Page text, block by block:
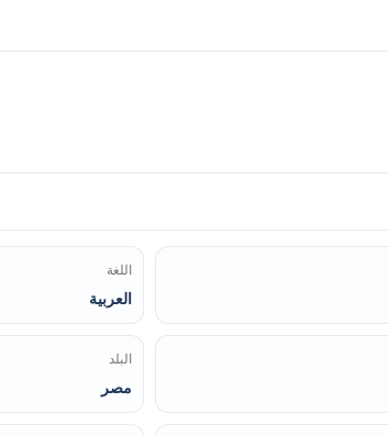
اللغة
العربية
البلد
مصر